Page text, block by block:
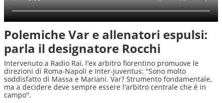
Polemiche Var e allenatori espulsi:
parla il designatore Rocchi
Intervenuto a Radio Rai, l'ex arbitro fiorentino promuove le
direzioni di Roma-Napoli e Inter-Juventus: "Sono molto
soddisfatto di Massa e Mariani. Var? Strumento fondamentale,
ma a decidere deve sempre essere l'arbitro centrale che è in
campo".